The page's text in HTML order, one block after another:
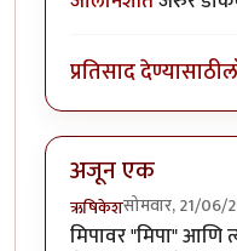
प्रतिसाद देण्यासाठी
अजून एक
ऋषिकेशसोमवार, 21/06/
मिपावर "मिपा"